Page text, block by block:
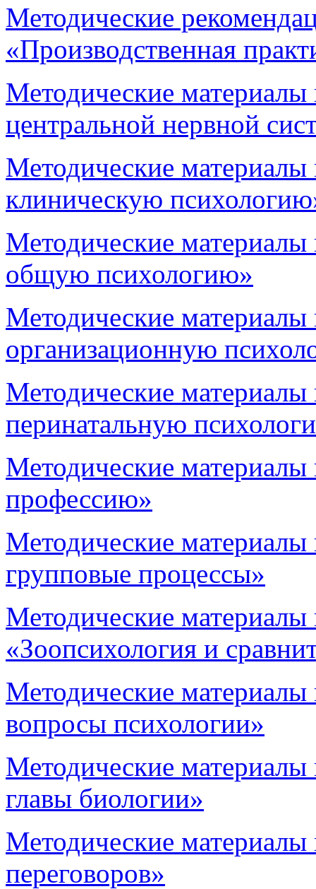
Методические
«Производственная
Методические
центральной нервной
Методические
клиническую
Методические
общую психологию»
Методические
организационную
Методические
перинатальную
Методические
профессию»
Методические
групповые процессы»
Методические
«Зоопсихология и
Методические
вопросы психологии»
Методические
главы биологии»
Методические
переговоров»